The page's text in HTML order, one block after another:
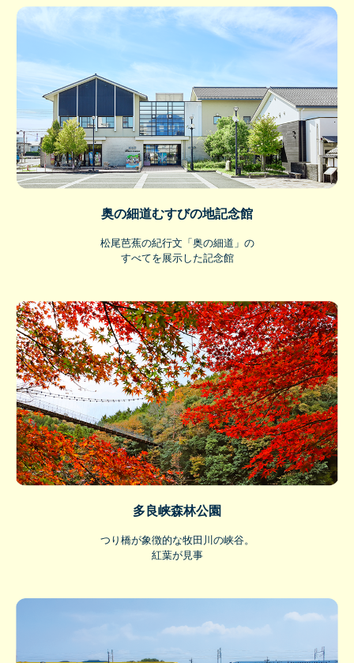
奥の細道むすびの地記念館
松尾芭蕉の紀行文「奥の細道」の
すべてを展示した記念館
多良峡森林公園
つり橋が象徴的な牧田川の峡谷。
紅葉が見事